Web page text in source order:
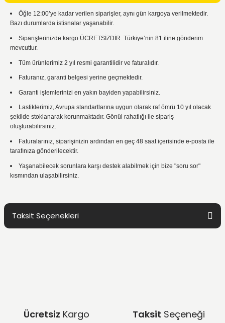
Öğle 12:00’ye kadar verilen siparişler, aynı gün kargoya verilmektedir.
Bazı durumlarda istisnalar yaşanabilir.
Siparişlerinizde kargo ÜCRETSİZDİR. Türkiye’nin 81 iline gönderim
mevcuttur.
Tüm ürünlerimiz 2 yıl resmi garantilidir ve faturalıdır.
Faturanız, garanti belgesi yerine geçmektedir.
Garanti işlemlerinizi en yakın bayiden yapabilirsiniz.
Lastiklerimiz, Avrupa standartlarına uygun olarak raf ömrü 10 yıl olacak
şekilde stoklanarak korunmaktadır. Gönül rahatlığı ile sipariş
oluşturabilirsiniz.
Faturalarınız, siparişinizin ardından en geç 48 saat içerisinde e-posta ile
tarafınıza gönderilecektir.
Yaşanabilecek sorunlara karşı destek alabilmek için bize "soru sor"
kısmından ulaşabilirsiniz.
Taksit Seçenekleri
Ücretsiz Kargo Taksit Seçeneği